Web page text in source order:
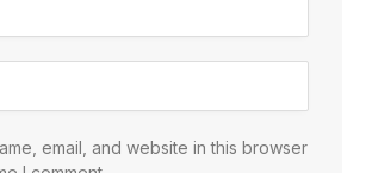
email, and website in this browser